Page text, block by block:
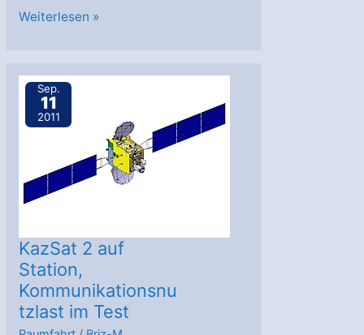
Proton-
Kommunikationssatelliten
All
Weiterlesen »
Sep.
11
2011
KazSat 2 auf
Station,
Kommunikationsnu
tzlast im Test